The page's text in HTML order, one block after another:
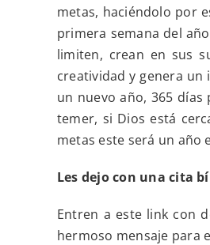
metas, haciéndolo por
primera semana del
limiten, crean en sus
creatividad y genera
un nuevo año, 365
temer, si Dios está
metas este será un año
Les dejo con una cita
Entren a este link con
hermoso mensaje para